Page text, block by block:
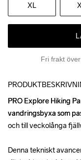
XL
Fri frakt
PRO Explore Hiking
vandringsbyxa som
och till veckolånga
Denna tekniskt
PRO Explore Hiking
vandringsbyxa som
och till veckolånga
Denna tekniskt